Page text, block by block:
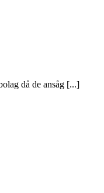
då de ansåg [...]